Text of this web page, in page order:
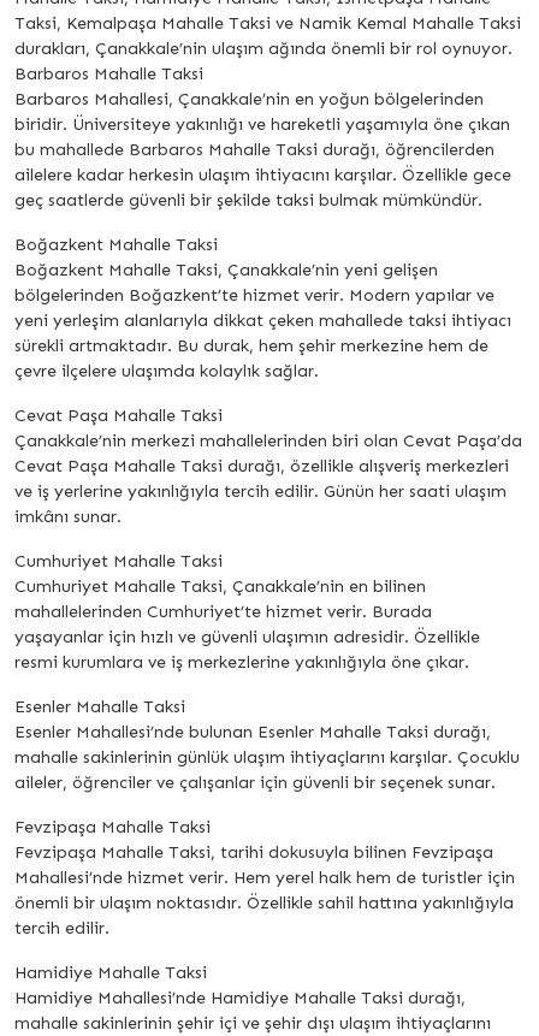
Taksi, Kemalpaşa Mahalle Taksi ve Namik Kemal Mahalle Taksi
durakları, Çanakkale’nin ulaşım ağında önemli bir rol oynuyor.
Barbaros Mahalle Taksi
Barbaros Mahallesi, Çanakkale’nin en yoğun bölgelerinden
biridir. Üniversiteye yakınlığı ve hareketli yaşamıyla öne çıkan
bu mahallede Barbaros Mahalle Taksi durağı, öğrencilerden
ailelere kadar herkesin ulaşım ihtiyacını karşılar. Özellikle gece
geç saatlerde güvenli bir şekilde taksi bulmak mümkündür.
Boğazkent Mahalle Taksi
Boğazkent Mahalle Taksi, Çanakkale’nin yeni gelişen
bölgelerinden Boğazkent’te hizmet verir. Modern yapılar ve
yeni yerleşim alanlarıyla dikkat çeken mahallede taksi ihtiyacı
sürekli artmaktadır. Bu durak, hem şehir merkezine hem de
çevre ilçelere ulaşımda kolaylık sağlar.
Cevat Paşa Mahalle Taksi
Çanakkale’nin merkezi mahallelerinden biri olan Cevat Paşa’da
Cevat Paşa Mahalle Taksi durağı, özellikle alışveriş merkezleri
ve iş yerlerine yakınlığıyla tercih edilir. Günün her saati ulaşım
imkânı sunar.
Cumhuriyet Mahalle Taksi
Cumhuriyet Mahalle Taksi, Çanakkale’nin en bilinen
mahallelerinden Cumhuriyet’te hizmet verir. Burada
yaşayanlar için hızlı ve güvenli ulaşımın adresidir. Özellikle
resmi kurumlara ve iş merkezlerine yakınlığıyla öne çıkar.
Esenler Mahalle Taksi
Esenler Mahallesi’nde bulunan Esenler Mahalle Taksi durağı,
mahalle sakinlerinin günlük ulaşım ihtiyaçlarını karşılar. Çocuklu
aileler, öğrenciler ve çalışanlar için güvenli bir seçenek sunar.
Fevzipaşa Mahalle Taksi
Fevzipaşa Mahalle Taksi, tarihi dokusuyla bilinen Fevzipaşa
Mahallesi’nde hizmet verir. Hem yerel halk hem de turistler için
önemli bir ulaşım noktasıdır. Özellikle sahil hattına yakınlığıyla
tercih edilir.
Hamidiye Mahalle Taksi
Hamidiye Mahallesi’nde Hamidiye Mahalle Taksi durağı,
mahalle sakinlerinin şehir içi ve şehir dışı ulaşım ihtiyaçlarını